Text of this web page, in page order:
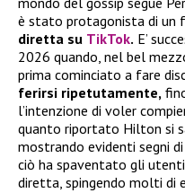
è stato protagonista di un
diretta su TikTok. E’
2026 quando, nel bel
prima cominciato a fare
ferirsi ripetutamente,
l’intenzione di voler
quanto riportato Hilton si
mostrando evidenti segni
ciò ha spaventato gli
diretta, spingendo molti di